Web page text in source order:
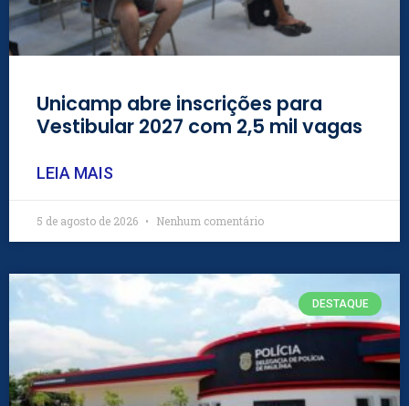
Unicamp abre inscrições para
Vestibular 2027 com 2,5 mil vagas
LEIA MAIS
5 de agosto de 2026 Nenhum comentário
DESTAQUE